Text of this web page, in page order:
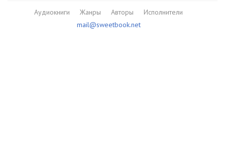
Аудиокниги Жанры Авторы
Исполнители
mail@sweetbook.net